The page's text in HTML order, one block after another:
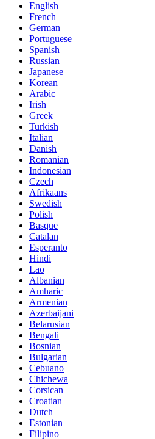
English
French
German
Portuguese
Spanish
Russian
Japanese
Korean
Arabic
Irish
Greek
Turkish
Italian
Danish
Romanian
Indonesian
Czech
Afrikaans
Swedish
Polish
Basque
Catalan
Esperanto
Hindi
Lao
Albanian
Amharic
Armenian
Azerbaijani
Belarusian
Bengali
Bosnian
Bulgarian
Cebuano
Chichewa
Corsican
Croatian
Dutch
Estonian
Filipino